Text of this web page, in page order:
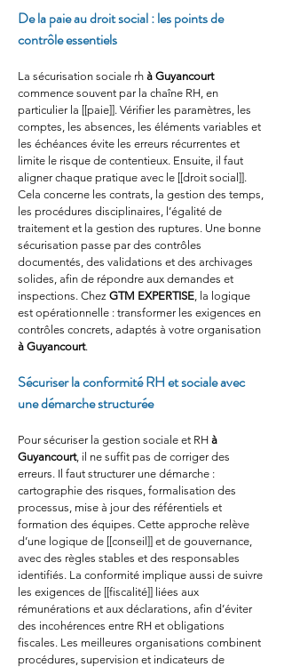
De la paie au droit social : les points de
contrôle essentiels
La sécurisation sociale rh à Guyancourt
commence souvent par la chaîne RH, en
particulier la [[paie]]. Vérifier les paramètres, les
comptes, les absences, les éléments variables et
les échéances évite les erreurs récurrentes et
limite le risque de contentieux. Ensuite, il faut
aligner chaque pratique avec le [[droit social]].
Cela concerne les contrats, la gestion des temps,
les procédures disciplinaires, l’égalité de
traitement et la gestion des ruptures. Une bonne
sécurisation passe par des contrôles
documentés, des validations et des archivages
solides, afin de répondre aux demandes et
inspections. Chez GTM EXPERTISE, la logique
est opérationnelle : transformer les exigences en
contrôles concrets, adaptés à votre organisation
à Guyancourt.
Sécuriser la conformité RH et sociale avec
une démarche structurée
Pour sécuriser la gestion sociale et RH à
Guyancourt, il ne suffit pas de corriger des
erreurs. Il faut structurer une démarche :
cartographie des risques, formalisation des
processus, mise à jour des référentiels et
formation des équipes. Cette approche relève
d’une logique de [[conseil]] et de gouvernance,
avec des règles stables et des responsables
identifiés. La conformité implique aussi de suivre
les exigences de [[fiscalité]] liées aux
rémunérations et aux déclarations, afin d’éviter
des incohérences entre RH et obligations
fiscales. Les meilleures organisations combinent
procédures, supervision et indicateurs de